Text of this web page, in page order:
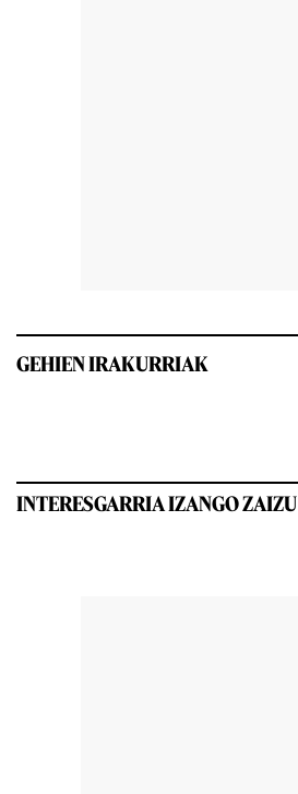
GEHIEN IRAKURRIAK
INTERESGARRIA IZANGO ZAIZU